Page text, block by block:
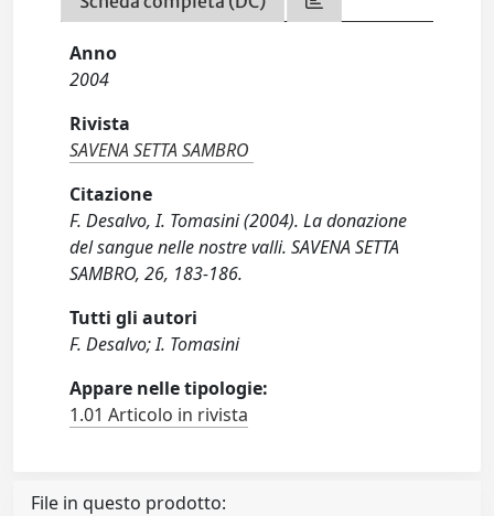
Anno
2004
Rivista
SAVENA SETTA SAMBRO
Citazione
F. Desalvo, I. Tomasini (2004). La donazione
del sangue nelle nostre valli. SAVENA SETTA
SAMBRO, 26, 183-186.
Tutti gli autori
F. Desalvo; I. Tomasini
Appare nelle tipologie:
1.01 Articolo in rivista
File in questo prodotto: